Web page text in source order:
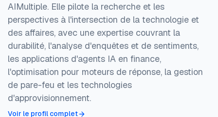
AIMultiple. Elle pilote la recherche et les
perspectives à l'intersection de la technologie et
des affaires, avec une expertise couvrant la
durabilité, l'analyse d'enquêtes et de sentiments,
les applications d'agents IA en finance,
l'optimisation pour moteurs de réponse, la gestion
de pare-feu et les technologies
d'approvisionnement.
Voir le profil complet